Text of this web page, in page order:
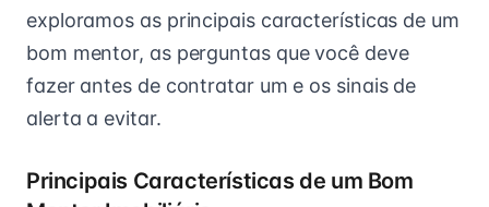
exploramos as principais características de um
bom mentor, as perguntas que você deve
fazer antes de contratar um e os sinais de
alerta a evitar.
Principais Características de um Bom